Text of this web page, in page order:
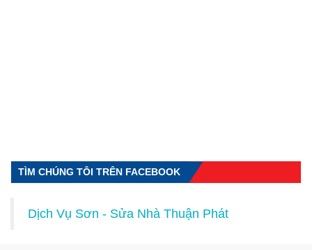
TÌM CHÚNG TÔI TRÊN FACEBOOK
Dịch Vụ Sơn - Sửa Nhà Thuận Phát